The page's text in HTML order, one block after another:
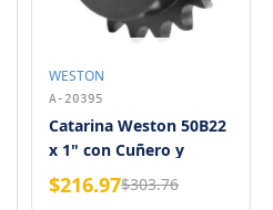
WESTON
A-20395
Catarina Weston 50B22
x 1" con Cuñero y
Opresor, Negra, Diente
Endurecido
$216.97$303.76